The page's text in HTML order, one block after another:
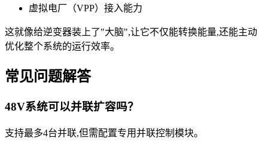
虚拟电厂（VPP）接入能力
这就像给逆变器装上了"大脑",让它不仅能转换能量,还能主动
优化整个系统的运行效率。
常见问题解答
48V系统可以并联扩容吗？
支持最多4台并联,但需配置专用并联控制模块。